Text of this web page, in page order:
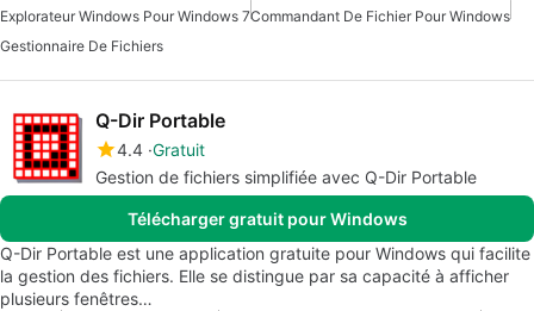
Explorateur Windows Pour Windows 7Commandant De Fichier Pour Windows
Gestionnaire De Fichiers
Q-Dir Portable
4.4 Gratuit
Gestion de fichiers simplifiée avec Q-Dir Portable
Télécharger gratuit pour Windows
Q-Dir Portable est une application gratuite pour Windows qui facilite
la gestion des fichiers. Elle se distingue par sa capacité à afficher
plusieurs fenêtres…